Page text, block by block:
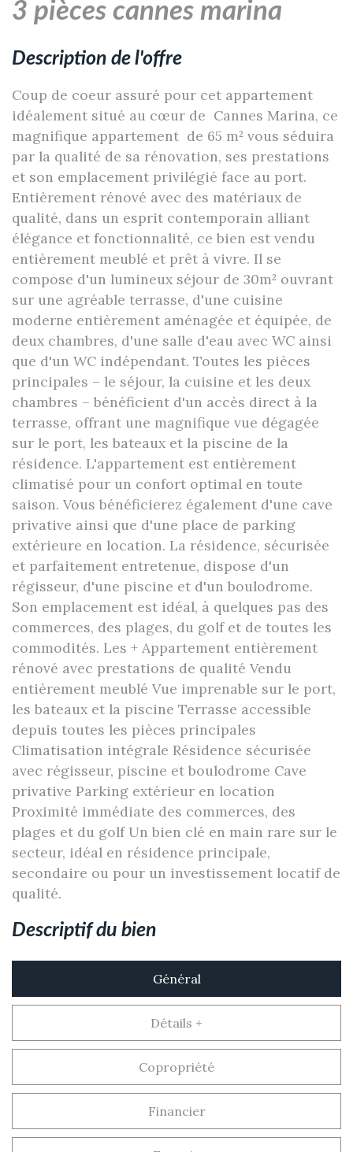
3 pièces cannes marina
description de l'offre
Coup de coeur assuré pour cet appartement
idéalement situé au cœur de Cannes Marina, ce
magnifique appartement de 65 m² vous séduira
par la qualité de sa rénovation, ses prestations
et son emplacement privilégié face au port.
Entièrement rénové avec des matériaux de
qualité, dans un esprit contemporain alliant
élégance et fonctionnalité, ce bien est vendu
entièrement meublé et prêt à vivre. Il se
compose d'un lumineux séjour de 30m² ouvrant
sur une agréable terrasse, d'une cuisine
moderne entièrement aménagée et équipée, de
deux chambres, d'une salle d'eau avec WC ainsi
que d'un WC indépendant. Toutes les pièces
principales – le séjour, la cuisine et les deux
chambres – bénéficient d'un accès direct à la
terrasse, offrant une magnifique vue dégagée
sur le port, les bateaux et la piscine de la
résidence. L'appartement est entièrement
climatisé pour un confort optimal en toute
saison. Vous bénéficierez également d'une cave
privative ainsi que d'une place de parking
extérieure en location. La résidence, sécurisée
et parfaitement entretenue, dispose d'un
régisseur, d'une piscine et d'un boulodrome.
Son emplacement est idéal, à quelques pas des
commerces, des plages, du golf et de toutes les
commodités. Les + Appartement entièrement
rénové avec prestations de qualité Vendu
entièrement meublé Vue imprenable sur le port,
les bateaux et la piscine Terrasse accessible
depuis toutes les pièces principales
Climatisation intégrale Résidence sécurisée
avec régisseur, piscine et boulodrome Cave
privative Parking extérieur en location
Proximité immédiate des commerces, des
plages et du golf Un bien clé en main rare sur le
secteur, idéal en résidence principale,
secondaire ou pour un investissement locatif de
qualité.
descriptif du bien
Général
Détails +
Copropriété
Financier